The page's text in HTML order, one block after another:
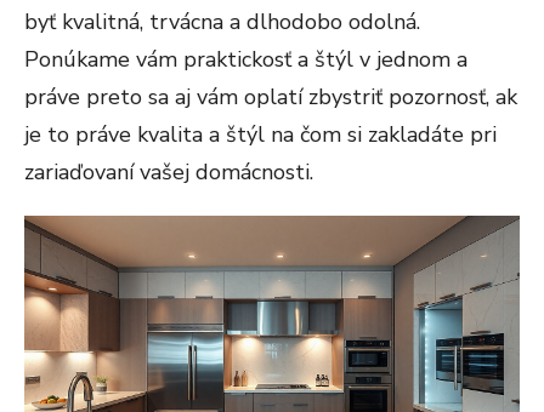
byť kvalitná, trvácna a dlhodobo odolná.
Ponúkame vám praktickosť a štýl v jednom a
práve preto sa aj vám oplatí zbystriť pozornosť, ak
je to práve kvalita a štýl na čom si zakladáte pri
zariaďovaní vašej domácnosti.